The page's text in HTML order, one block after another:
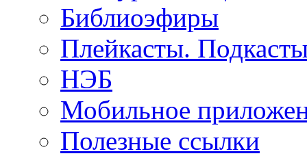
Библиоэфиры
Плейкасты.
НЭБ
Мобильное
Полезные ссылки